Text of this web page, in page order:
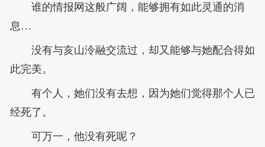
谁的情报网这般广阔，能够拥有如此灵通的消
息…
没有与亥山泠融交流过，却又能够与她配合得如
此完美。
有个人，她们没有去想，因为她们觉得那个人已
经死了。
可万一，他没有死呢？